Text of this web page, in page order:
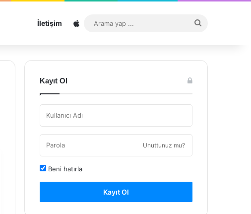
İletişim Sitemap
...
Kayıt Ol
Unuttunuz mu?
Beni hatırla
Kayıt Ol